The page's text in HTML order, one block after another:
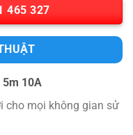
465 327
5m 10A
cho mọi không gian sử